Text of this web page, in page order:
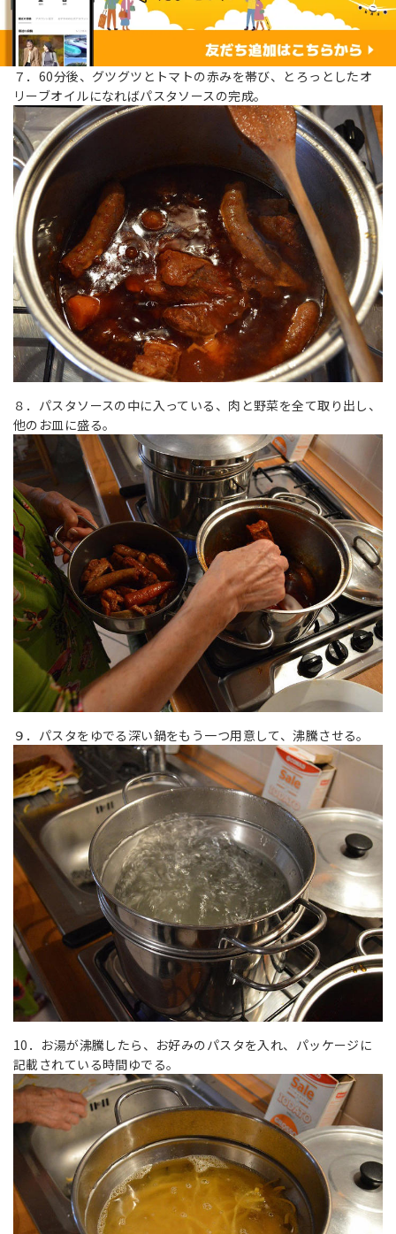
７．60分後、グツグツとトマトの赤みを帯び、とろっとしたオ
リーブオイルになればパスタソースの完成。
８．パスタソースの中に入っている、肉と野菜を全て取り出し、
他のお皿に盛る。
９．パスタをゆでる深い鍋をもう一つ用意して、沸騰させる。
10．お湯が沸騰したら、お好みのパスタを入れ、パッケージに
記載されている時間ゆでる。